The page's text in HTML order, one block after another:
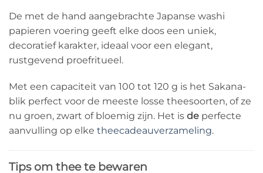
De met de hand aangebrachte Japanse washi
papieren voering geeft elke doos een uniek,
decoratief karakter, ideaal voor een elegant,
rustgevend proefritueel.
Met een capaciteit van 100 tot 120 g is het Sakana-
blik perfect voor de meeste losse theesoorten, of ze
nu groen, zwart of bloemig zijn. Het is de perfecte
aanvulling op elke theecadeauverzameling.
Tips om thee te bewaren